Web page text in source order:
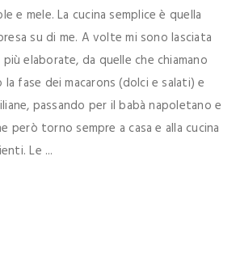
e mele. La cucina semplice è quella
su di me. A volte mi sono lasciata
elaborate, da quelle che chiamano
fase dei macarons (dolci e salati) e
passando per il babà napoletano e
però torno sempre a casa e alla cucina
Le ...